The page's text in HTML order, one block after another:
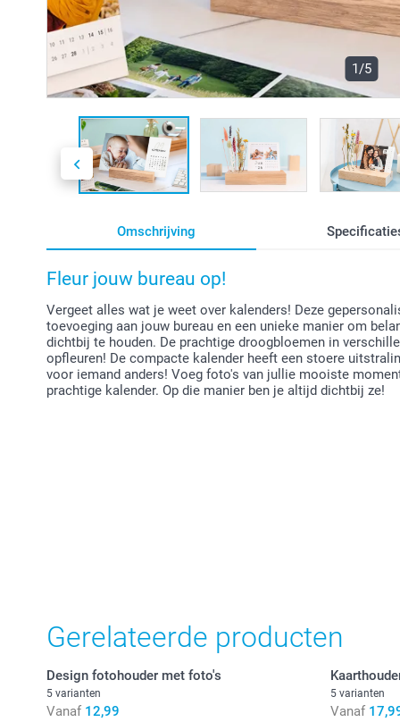
1/5
Omschrijving
Fleur jouw bureau op!
Vergeet alles wat je weet over kalenders! Deze
toevoeging aan jouw bureau en een unieke manier om
dichtbij te houden. De prachtige droogbloemen in
opfleuren! De compacte kalender heeft een stoere
voor iemand anders! Voeg foto's van jullie mooiste
prachtige kalender. Op die manier ben je altijd dichtbij ze!
Gerelateerde producten
Design fotohouder met foto's
5 varianten
Vanaf 12,99
5 varianten
Vanaf